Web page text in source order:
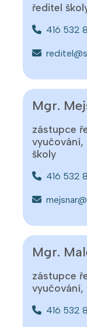
ředitel
416 532
Mgr.
zástupce
školy
416 532
Mgr.
zástupce
416 532